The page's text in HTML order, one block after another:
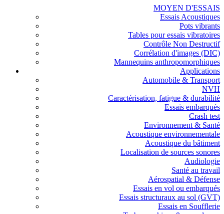
MOYEN D'ESSAIS
Essais Acoustiques
Pots vibrants
Tables pour essais vibratoires
Contrôle Non Destructif
Corrélation d'images (DIC)
Mannequins anthropomorphiques
Applications
Automobile & Transport
NVH
Caractérisation, fatigue & durabilité
Essais embarqués
Crash test
Environnement & Santé
Acoustique environnementale
Acoustique du bâtiment
Localisation de sources sonores
Audiologie
Santé au travail
Aérospatial & Défense
Essais en vol ou embarqués
Essais structuraux au sol (GVT)
Essais en Soufflerie